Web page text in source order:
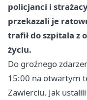
policjanci i
przekazali je
trafił do szpitala z
życiu.
Do groźnego
15:00 na otwartym
Zawierciu. Jak